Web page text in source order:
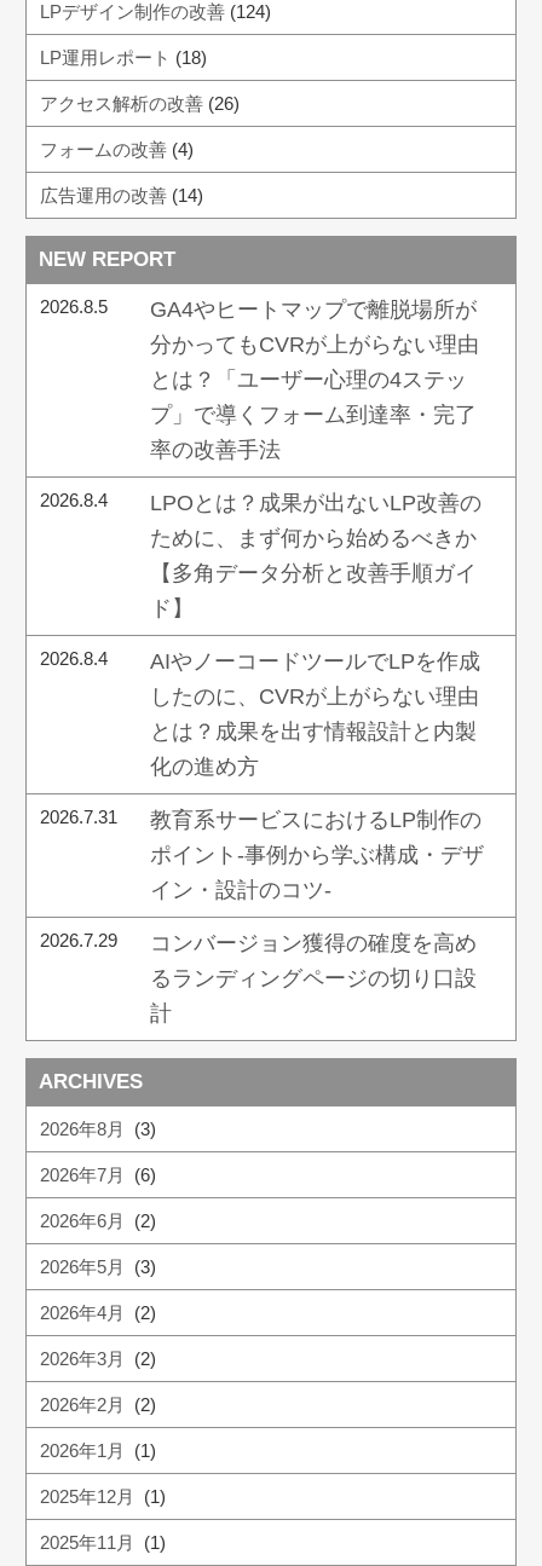
LPデザイン制作の改善(124)
LP運用レポート (18)
アクセス解析の改善(26)
フォームの改善(4)
広告運用の改善(14)
NEW REPORT
2026.8.5
GA4やヒートマップで離脱場所が
分かってもCVRが上がらない理由
とは？「ユーザー心理の4ステッ
プ」で導くフォーム到達率・完了
率の改善手法
2026.8.4
LPOとは？成果が出ないLP改善の
ために、まず何から始めるべきか
【多角データ分析と改善手順ガイ
ド】
2026.8.4
AIやノーコードツールでLPを作成
したのに、CVRが上がらない理由
とは？成果を出す情報設計と内製
化の進め方
2026.7.31
教育系サービスにおけるLP制作の
ポイント-事例から学ぶ構成・デザ
イン・設計のコツ-
2026.7.29
コンバージョン獲得の確度を高め
るランディングページの切り口設
計
ARCHIVES
2026年8月 (3)
2026年7月 (6)
2026年6月 (2)
2026年5月 (3)
2026年4月 (2)
2026年3月 (2)
2026年2月 (2)
2026年1月 (1)
2025年12月 (1)
2025年11月 (1)